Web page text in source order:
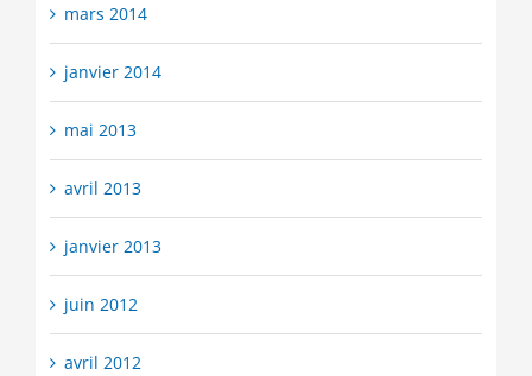
mars 2014
janvier 2014
mai 2013
avril 2013
janvier 2013
juin 2012
avril 2012